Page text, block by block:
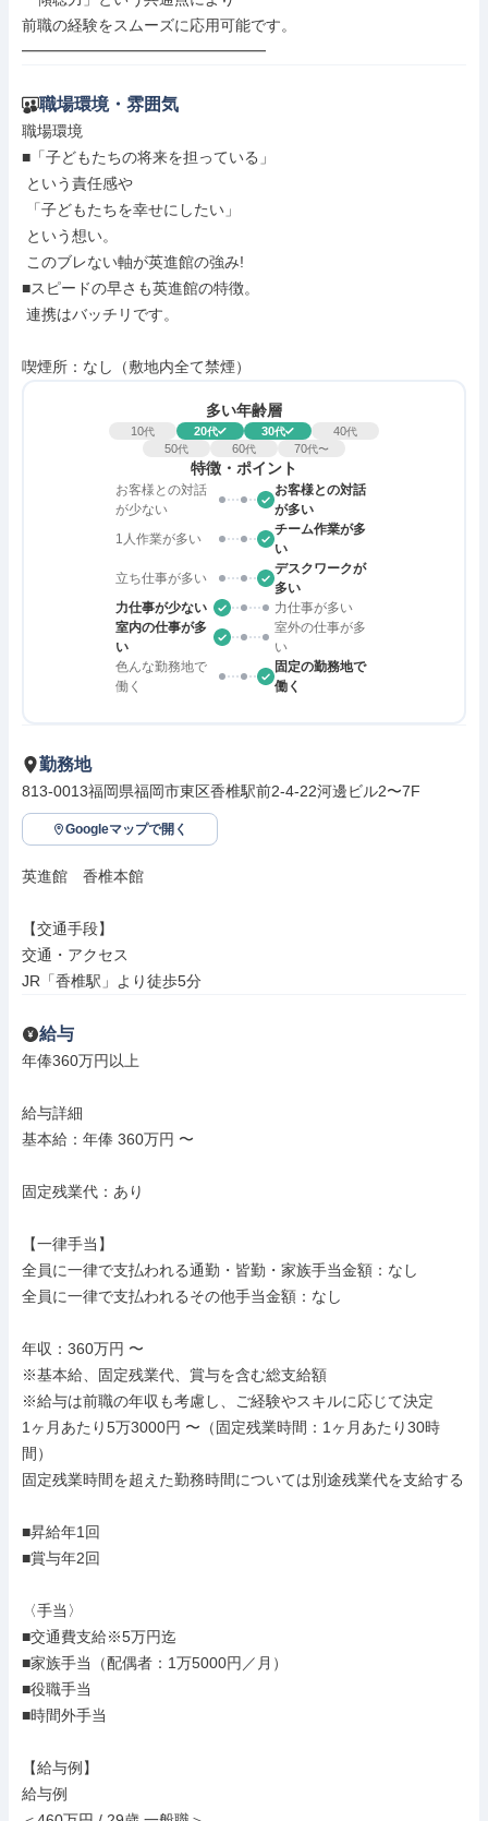
前職の経験をスムーズに応用可能です。
━━━━━━━━━━━━━━━━
職場環境・雰囲気
職場環境
■「子どもたちの将来を担っている」
■スピードの早さも英進館の特徴。
喫煙所：なし（敷地内全て禁煙）
多い年齢層
10代 20代 30代 40代
50代 60代 70代〜
特徴・ポイント
お客様との対話
が少ない
お客様との対話
が多い
1人作業が多い
チーム作業が多
い
立ち仕事が多い
デスクワークが
多い
力仕事が少ない
力仕事が多い
室内の仕事が多
い
室外の仕事が多
い
色んな勤務地で
働く
固定の勤務地で
働く
勤務地
813-0013福岡県福岡市東区香椎駅前2-4-22河邊ビル2〜7F
Googleマップで開く
英進館　香椎本館
【交通手段】
交通・アクセス
JR「香椎駅」より徒歩5分
給与
年俸360万円以上
給与詳細
基本給：年俸 360万円 〜
固定残業代：あり
【一律手当】
全員に一律で支払われる通勤・皆勤・家族手当金額：なし
全員に一律で支払われるその他手当金額：なし
年収：360万円 〜
※基本給、固定残業代、賞与を含む総支給額
※給与は前職の年収も考慮し、ご経験やスキルに応じて決定
1ヶ月あたり5万3000円 〜（固定残業時間：1ヶ月あたり30時
間）
固定残業時間を超えた勤務時間については別途残業代を支給する
■昇給年1回
■賞与年2回
〈手当〉
■交通費支給※5万円迄
■家族手当（配偶者：1万5000円／月）
■役職手当
■時間外手当
【給与例】
給与例